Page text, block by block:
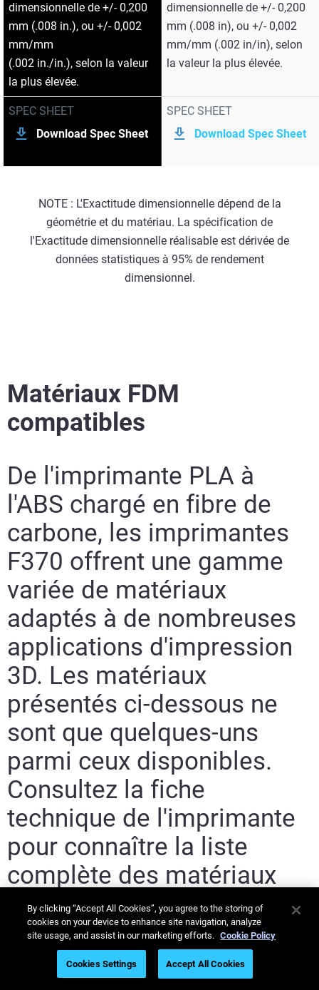
dimensionnelle de +/- 0,200
mm (.008 in.), ou +/- 0,002
mm/mm
(.002 in./in.), selon la valeur
la plus élevée.
SPEC SHEET
Download Spec Sheet
dimensionnelle de +/- 0,200
mm (.008 in), ou +/- 0,002
mm/mm (.002 in/in), selon
la valeur la plus élevée.
SPEC SHEET
Download Spec Sheet
NOTE : L'Exactitude dimensionnelle dépend de la
géométrie et du matériau. La spécification de
l'Exactitude dimensionnelle réalisable est dérivée de
données statistiques à 95% de rendement
dimensionnel.
Matériaux FDM
compatibles
De l'imprimante PLA à
l'ABS chargé en fibre de
carbone, les imprimantes
F370 offrent une gamme
variée de matériaux
adaptés à de nombreuses
applications d'impression
3D. Les matériaux
présentés ci-dessous ne
sont que quelques-uns
parmi ceux disponibles.
Consultez la fiche
technique de l'imprimante
pour connaître la liste
complète des matériaux
compatibles avec ce
modèle.
By clicking “Accept All Cookies”, you agree to the storing of
cookies on your device to enhance site navigation, analyze
site usage, and assist in our marketing efforts. Cookie Policy
Cookies Settings Accept All Cookies